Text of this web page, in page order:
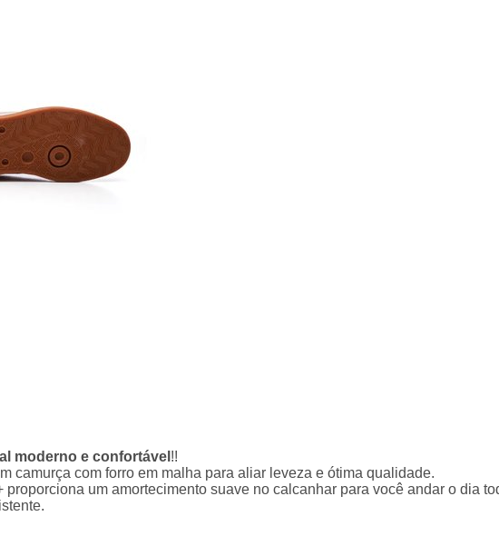
moderno e confortável !!
camurça com forro em malha para aliar leveza e ótima qualidade.
um amortecimento suave no calcanhar para você andar o dia